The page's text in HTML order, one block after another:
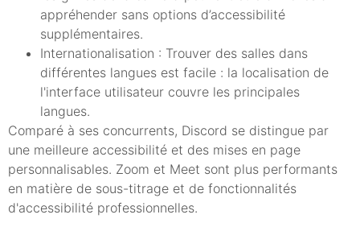
appréhender sans options d’accessibilité
supplémentaires.
Internationalisation : Trouver des salles dans
différentes langues est facile : la localisation de
l'interface utilisateur couvre les principales
langues.
Comparé à ses concurrents, Discord se distingue par
une meilleure accessibilité et des mises en page
personnalisables. Zoom et Meet sont plus performants
en matière de sous-titrage et de fonctionnalités
d'accessibilité professionnelles.